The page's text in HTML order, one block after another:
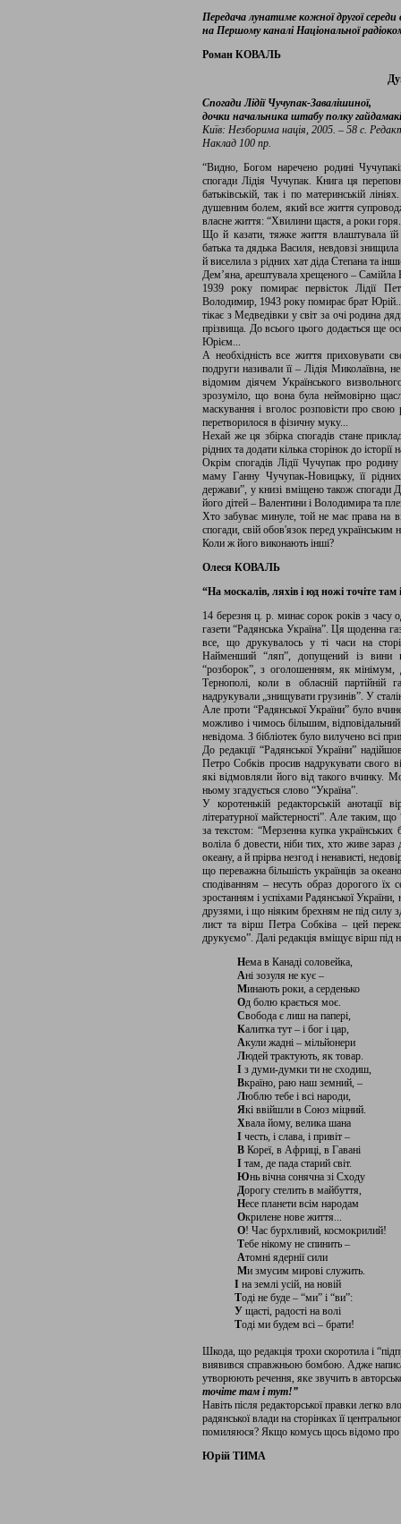
Передача лунатиме кожної другої середи
на Першому каналі Національної
Роман КОВАЛЬ
Спогади Лідії Чучупак-Завалішиної,
дочки начальника штабу полку
Київ: Незборима нація, 2005. – 58 с.
Наклад 100 пр.
“Видно, Богом наречено родині
спогади Лідія Чучупак. Книга ця
батьківській, так і по материнській
душевним болем, який все життя
власне життя: “Хвилини щастя, а роки
Що й казати, тяжке життя влаштувала їй
батька та дядька Василя, невдовзі
й виселила з рідних хат діда Степана та
Дем’яна, арештувала хрещеного – Самійла
1939 року помирає первісток Лідії
Володимир, 1943 року помирає брат Юрій...
тікає з Медведівки у світ за очі родина
прізвища. До всього цього додається ще
Юрієм...
А необхідність все життя приховувати
подруги називали її – Лідія Миколаївна,
відомим діячем Українського
зрозуміло, що вона була неймовірно
маскування і вголос розповісти про
перетворилося в фізичну муку...
Нехай же ця збірка спогадів стане
рідних та додати кілька сторінок до
Окрім спогадів Лідії Чучупак про
маму Ганну Чучупак-Новицьку, її
держави”, у книзі вміщено також спогади
його дітей – Валентини і Володимира та
Хто забуває минуле, той не має права на
спогади, свій обов'язок перед українським
Коли ж його виконають інші?
Олеся КОВАЛЬ
“На москалів, ляхів і юд ножі точіте там
14 березня ц. р. минає сорок років з часу
газети “Радянська Україна”. Ця щоденна
все, що друкувалось у ті часи на
Найменший “ляп”, допущений із вини
“розборок”, з оголошенням, як мінімум,
Тернополі, коли в обласній партійній
надрукували „знищувати грузинів”. У
Але проти “Радянської України” було
можливо і чимось більшим,
невідома. З бібліотек було вилучено всі
До редакції “Радянської України”
Петро Собків просив надрукувати свого
які відмовляли його від такого вчинку.
ньому згадується слово “Україна”.
У коротенькій редакторській
літературної майстерності”. Але таким,
за текстом: “Мерзенна купка українських
воліла б довести, ніби тих, хто живе зараз
океану, а й прірва незгод і ненависті,
що переважна більшість українців за
сподіванням – несуть образ дорогого
зростанням і успіхами Радянської
друзями, і що ніяким брехням не під силу
лист та вірш Петра Собківа – цей
друкуємо”. Далі редакція вміщує вірш під
Нема в Канаді соловейка,
Ані зозуля не кує –
Минають роки, а серденько
Од болю крається моє.
Свобода є лиш на папері,
Калитка тут – і бог і цар,
Акули жадні – мільйонери
Людей трактують, як товар.
І з думи-думки ти не сходиш,
Вкраїно, раю наш земний, –
Люблю тебе і всі народи,
Які ввійшли в Союз міцний.
Хвала йому, велика шана
І честь, і слава, і привіт –
В Кореї, в Африці, в Гавані
І там, де пада старий світ.
Юнь вічна сонячна зі Сходу
Дорогу стелить в майбуття,
Несе планети всім народам
Окрилене нове життя...
О! Час бурхливий, космокрилий!
Тебе нікому не спинить –
Атомні ядернії сили
Ми змусим мирові служить.
І на землі усій, на новій
Тоді не буде – “ми” і “ви”:
У щасті, радості на волі
Тоді ми будем всі – брати!
Шкода, що редакція трохи скоротила і
виявився справжньою бомбою. Адже
утворюють речення, яке звучить в
точіте там і тут!”
Навіть після редакторської правки легко
радянської влади на сторінках її
помиляюся? Якщо комусь щось відомо про
Юрій ТИМА